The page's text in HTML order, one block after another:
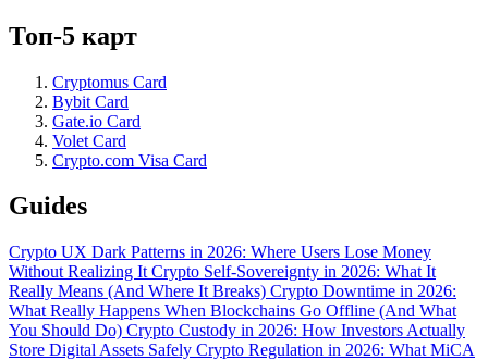
Топ-5 карт
Cryptomus Card
Bybit Card
Gate.io Card
Volet Card
Crypto.com Visa Card
Guides
Crypto UX Dark Patterns in 2026: Where Users Lose Money
Without Realizing It Crypto Self-Sovereignty in 2026: What It
Really Means (And Where It Breaks) Crypto Downtime in 2026:
What Really Happens When Blockchains Go Offline (And What
You Should Do) Crypto Custody in 2026: How Investors Actually
Store Digital Assets Safely Crypto Regulation in 2026: What MiCA